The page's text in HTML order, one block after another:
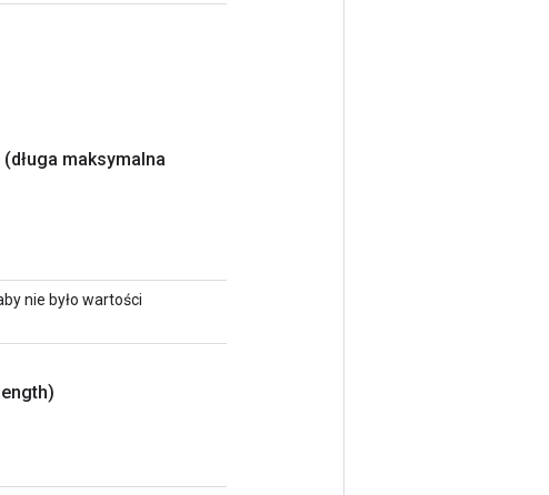
(długa maksymalna
nie było wartości